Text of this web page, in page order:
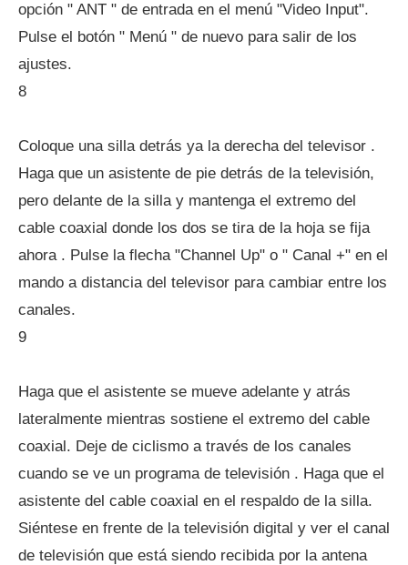
opción " ANT " de entrada en el menú "Video Input".
Pulse el botón " Menú " de nuevo para salir de los
ajustes.
8
Coloque una silla detrás ya la derecha del televisor .
Haga que un asistente de pie detrás de la televisión,
pero delante de la silla y mantenga el extremo del
cable coaxial donde los dos se tira de la hoja se fija
ahora . Pulse la flecha "Channel Up" o " Canal +" en el
mando a distancia del televisor para cambiar entre los
canales.
9
Haga que el asistente se mueve adelante y atrás
lateralmente mientras sostiene el extremo del cable
coaxial. Deje de ciclismo a través de los canales
cuando se ve un programa de televisión . Haga que el
asistente del cable coaxial en el respaldo de la silla.
Siéntese en frente de la televisión digital y ver el canal
de televisión que está siendo recibida por la antena